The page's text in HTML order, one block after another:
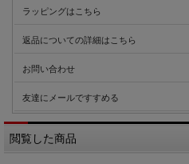
ラッピングはこちら
返品についての詳細はこちら
お問い合わせ
友達にメールですすめる
閲覧した商品